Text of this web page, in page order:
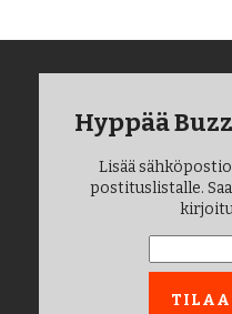
Hyppää
Lisää
postituslistalle.